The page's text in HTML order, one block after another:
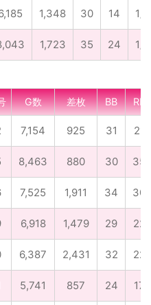
1,348 30 14 1/
1,723 35 24 1/
G数 差枚 BB RB
7,154 925 31 21
8,463 880 30 35
7,525 1,911 34 30
6,918 1,479 29 22
6,387 2,431 32 22
5,741 857 24 17